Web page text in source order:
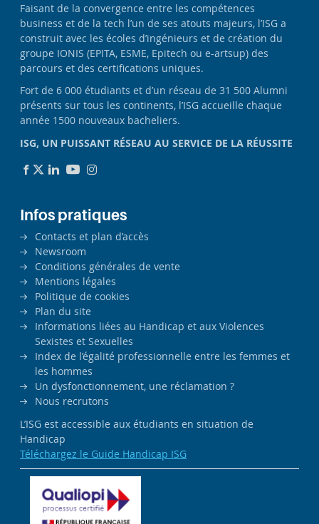
Faisant de la convergence entre les compétences
business et de la tech l’un de ses atouts majeurs, l’ISG a
construit avec les écoles d’ingénieurs et de création du
groupe IONIS (EPITA, ESME, Epitech ou e-artsup) des
parcours et des certifications uniques.
Fort de 6 000 étudiants et d’un réseau de 31 500 Alumni
présents sur tous les continents, l’ISG accueille chaque
année 1500 nouveaux bacheliers.
ISG, UN PUISSANT RÉSEAU AU SERVICE DE LA RÉUSSITE
Infos pratiques
Contacts et plan d’accès
Newsroom
Conditions générales de vente
Mentions légales
Politique de cookies
Plan du site
Informations liées au Handicap et aux Violences
Sexistes et Sexuelles
Index de l’égalité professionnelle entre les femmes et
les hommes
Un dysfonctionnement, une réclamation ?
Nous recrutons
L’ISG est accessible aux étudiants en situation de
Handicap
Téléchargez le Guide Handicap ISG